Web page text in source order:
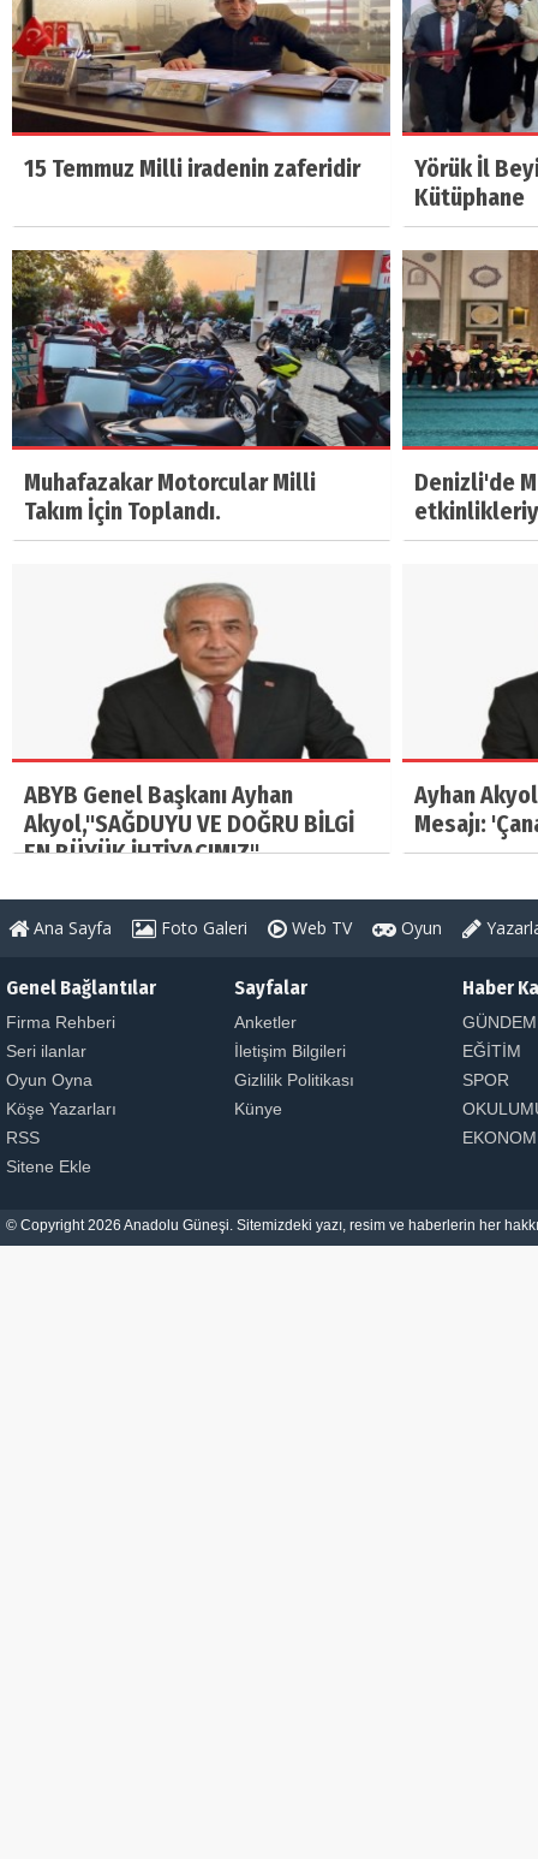
15 Temmuz Milli iradenin zaferidir
Yörük İl
Kütüphane
Muhafazakar Motorcular Milli
Takım İçin Toplandı.
Denizli'de
ABYB Genel Başkanı Ayhan
Akyol,"SAĞDUYU VE DOĞRU BİLGİ
EN BÜYÜK İHTİYACIMIZ"
Ayhan
Mesajı:
Ana Sayfa Foto Galeri Web TV Oyun
Genel Bağlantılar
Firma Rehberi
Seri ilanlar
Oyun Oyna
Köşe Yazarları
RSS
Sitene Ekle
Sayfalar
Anketler
İletişim Bilgileri
Gizlilik Politikası
Künye
Haber
GÜNDEM
EĞİTİM
SPOR
© Copyright 2026 Anadolu Güneşi. Sitemizdeki yazı, resim ve haberlerin her